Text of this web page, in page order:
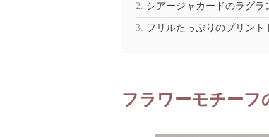
シアージャカードのラグラ
フリルたっぷりのプリント
フラワーモチーフ